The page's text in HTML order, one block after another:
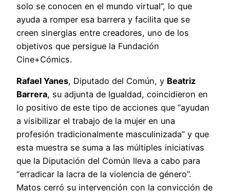
solo se conocen en el mundo virtual”, lo que
ayuda a romper esa barrera y facilita que se
creen sinergias entre creadores, uno de los
objetivos que persigue la Fundación
Cine+Cómics.
Rafael Yanes, Diputado del Común, y Beatriz
Barrera, su adjunta de Igualdad, coincidieron en
lo positivo de este tipo de acciones que “ayudan
a visibilizar el trabajo de la mujer en una
profesión tradicionalmente masculinizada” y que
esta muestra se suma a las múltiples iniciativas
que la Diputación del Común lleva a cabo para
“erradicar la lacra de la violencia de género”.
Matos cerró su intervención con la convicción de